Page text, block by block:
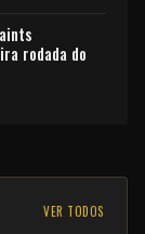
rodada do
VER TODOS